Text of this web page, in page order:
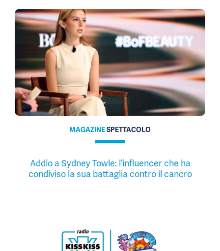
MAGAZINESPETTACOLO
Addio a Sydney Towle: l’influencer che ha
condiviso la sua battaglia contro il cancro